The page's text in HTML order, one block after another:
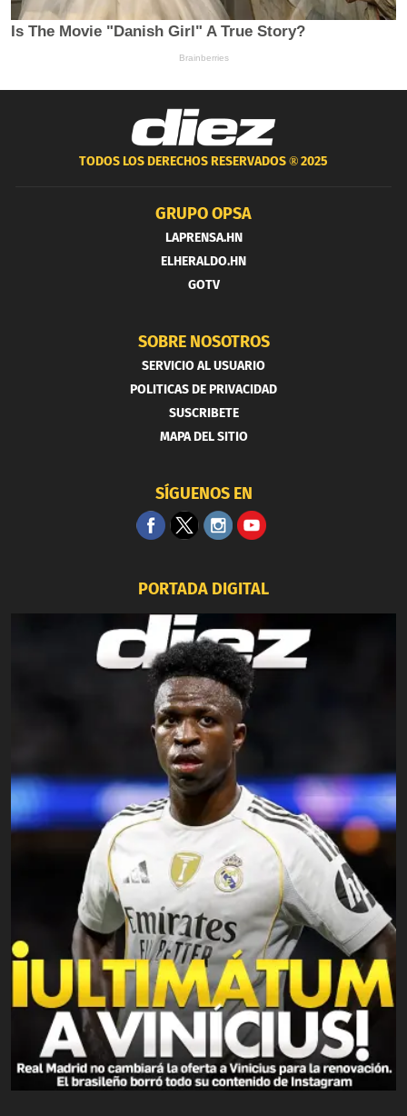
TODOS LOS DERECHOS RESERVADOS ®2025
GRUPO OPSA
LAPRENSA.HN
ELHERALDO.HN
GOTV
SOBRE NOSOTROS
SERVICIO AL USUARIO
POLITICAS DE PRIVACIDAD
SUSCRIBETE
MAPA DEL SITIO
SÍGUENOS EN
PORTADA DIGITAL